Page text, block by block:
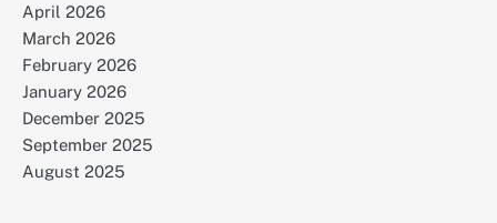
April 2026
March 2026
February 2026
January 2026
December 2025
September 2025
August 2025